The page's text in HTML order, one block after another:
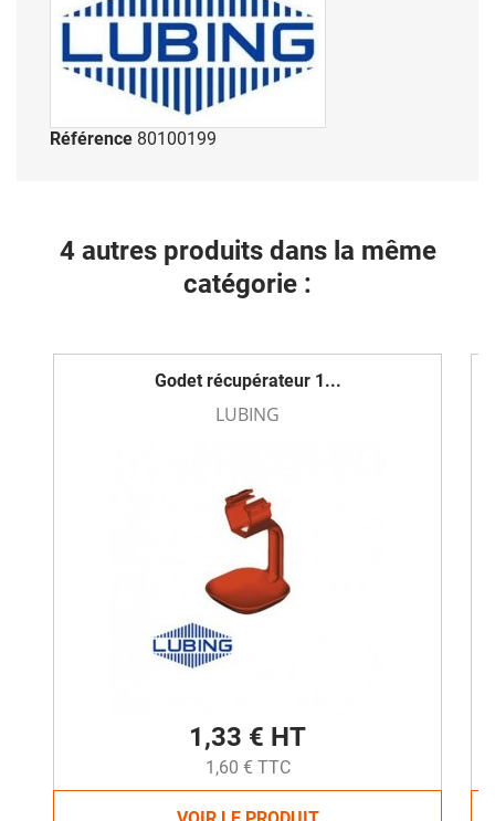
Référence 80100199
4 autres produits dans la même
catégorie :
Godet récupérateur 1...
LUBING
1,33 € HT
1,60 € TTC